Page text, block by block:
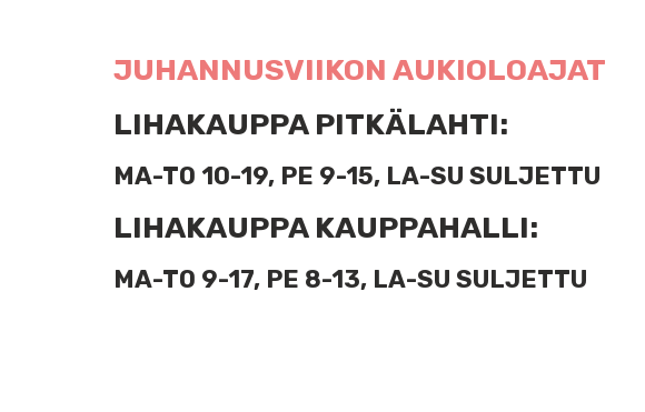
JUHANNUSVIIKON AUKIOLOAJAT
LIHAKAUPPA PITKÄLAHTI:
MA-TO 10-19, PE 9-15, LA-SU SULJETTU
LIHAKAUPPA KAUPPAHALLI:
MA-TO 9-17, PE 8-13, LA-SU SULJETTU